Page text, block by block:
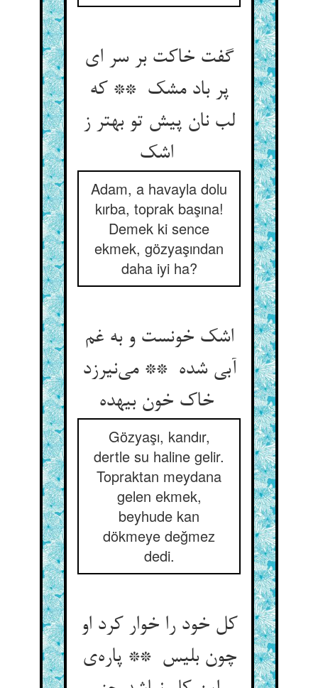
گفت خاکت بر سر ای
پر باد مشک ** که
لب نان پیش تو بهتر ز
Adam, a havayla dolu
kırba, toprak başına!
Demek ki sence
ekmek, gözyaşından
daha iyi ha?
اشک خونست و به غم
آبی شده ** می‌نیرزد
Gözyaşı, kandır,
dertle su haline gelir.
Topraktan meydana
gelen ekmek,
beyhude kan
dökmeye değmez
dedi.
کل خود را خوار کرد او
چون بلیس ** پاره‌ی